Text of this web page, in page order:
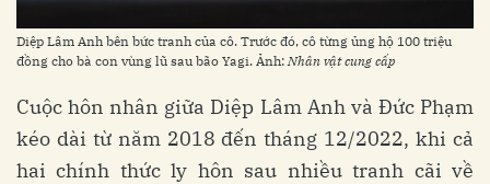
Diệp Lâm Anh bên bức tranh của cô. Trước đó, cô từng ủng hộ 100 triệu
đồng cho bà con vùng lũ sau bão Yagi. Ảnh: Nhân vật cung cấp
Cuộc hôn nhân giữa Diệp Lâm Anh và Đức Phạm
kéo dài từ năm 2018 đến tháng 12/2022, khi cả
hai chính thức ly hôn sau nhiều tranh cãi về